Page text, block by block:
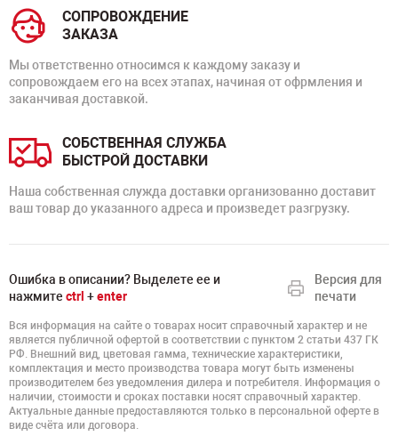
СОПРОВОЖДЕНИЕ
ЗАКАЗА
Мы ответственно относимся к каждому заказу и
сопровождаем его на всех этапах, начиная от офрмления и
заканчивая доставкой.
СОБСТВЕННАЯ СЛУЖБА
БЫСТРОЙ ДОСТАВКИ
Наша собственная служда доставки организованно доставит
ваш товар до указанного адреса и произведет разгрузку.
Ошибка в описании? Выделете ее и
нажмите ctrl +enter
Версия для
печати
Вся информация на сайте о товарах носит справочный характер и не
является публичной офертой в соответствии с пунктом 2 статьи 437 ГК
РФ. Внешний вид, цветовая гамма, технические характеристики,
комплектация и место производства товара могут быть изменены
производителем без уведомления дилера и потребителя. Информация о
наличии, стоимости и сроках поставки носят справочный характер.
Актуальные данные предоставляются только в персональной оферте в
виде счёта или договора.